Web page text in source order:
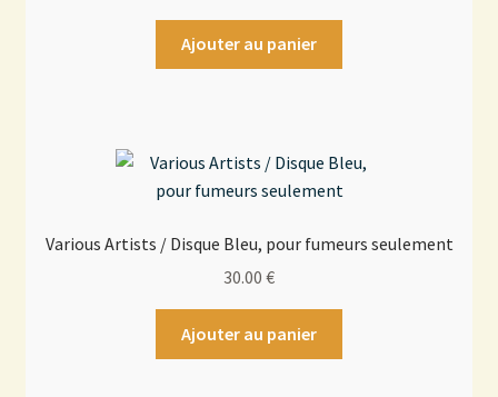
Ajouter au panier
Various Artists / Disque Bleu, pour fumeurs seulement
30.00 €
Ajouter au panier